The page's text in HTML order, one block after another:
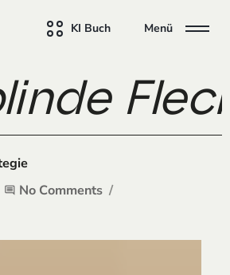
KI Buch Menü
comment No Comments